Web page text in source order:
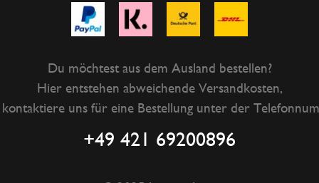
Du möchtest aus dem Ausland bestellen?
Hier entstehen abweichende Versandkosten,
uns für eine Bestellung unter der
+49 421 69200896